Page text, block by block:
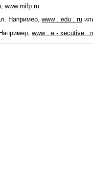
www.mifp.ru
Например, www . edu . ru
www . e - xecutive .